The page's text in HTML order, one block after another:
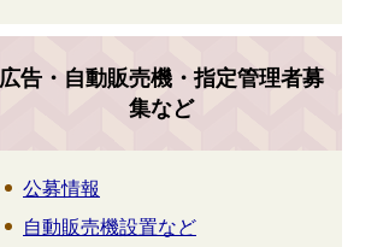
広告・自動販売機・指定管理者募
集など
公募情報
自動販売機設置など